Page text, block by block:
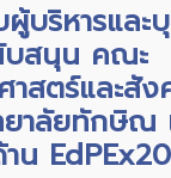
บริหารและ
บสนุน คณะ
สตร์และสั
าลัยทักษิณ
น